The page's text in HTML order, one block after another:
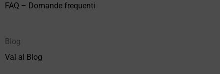
FAQ – Domande frequenti
Blog
Vai al Blog